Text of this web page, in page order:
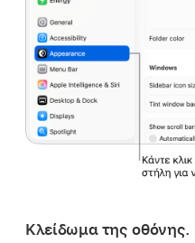
Κλείδωμα της οθόνης.